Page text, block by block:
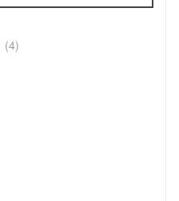
(4)